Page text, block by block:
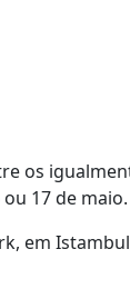
os
17 de maio.
em